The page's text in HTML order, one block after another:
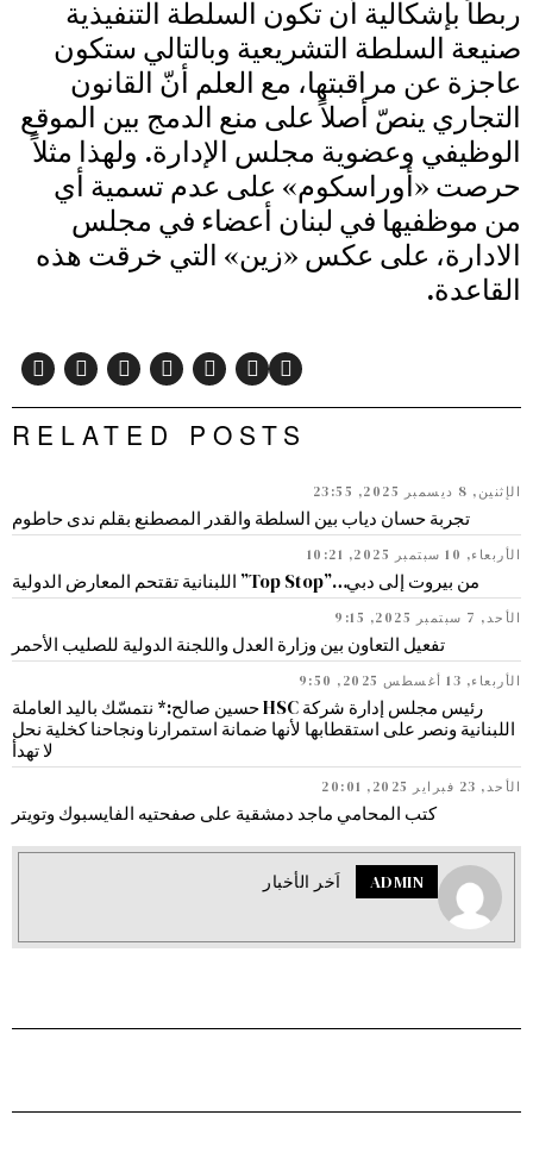
ربطاً بإشكالية أن تكون السلطة التنفيذية
صنيعة السلطة التشريعية وبالتالي ستكون
عاجزة عن مراقبتها، مع العلم أنّ القانون
التجاري ينصّ أصلاً على منع الدمج بين الموقع
الوظيفي وعضوية مجلس الإدارة. ولهذا مثلاً
حرصت «أوراسكوم» على عدم تسمية أي
من موظفيها في لبنان أعضاء في مجلس
الادارة، على عكس «زين» التي خرقت هذه
القاعدة.
RELATED POSTS
الإثنين, 8 ديسمبر 2025, 23:55
تجربة حسان دياب بين السلطة والقدر المصطنع بقلم ندى حاطوم
الأربعاء, 10 سبتمبر 2025, 10:21
من بيروت إلى دبي…”Top Stop” اللبنانية تقتحم المعارض الدولية
الأحد, 7 سبتمبر 2025, 9:15
تفعيل التعاون بين وزارة العدل واللجنة الدولية للصليب الأحمر
الأربعاء, 13 أغسطس 2025, 9:50
رئيس مجلس إدارة شركة HSC حسين صالح:* نتمسّك باليد العاملة
اللبنانية ونصر على استقطابها لأنها ضمانة استمرارنا ونجاحنا كخلية نحل
لا تهدأ
الأحد, 23 فبراير 2025, 20:01
كتب المحامي ماجد دمشقية على صفحتيه الفايسبوك وتويتر
ADMIN اَخر الأخبار